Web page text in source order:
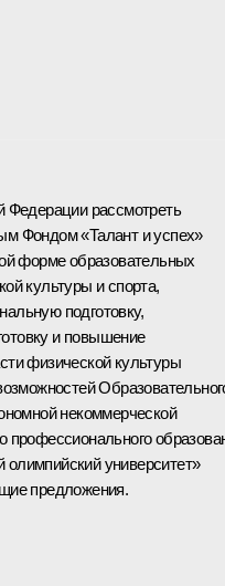
Федерации рассмотреть
Фондом «Талант и успех»
форме образовательных
культуры и спорта,
подготовку,
и повышение
физической культуры
некоммерческой
профессионального
университет»
предложения.